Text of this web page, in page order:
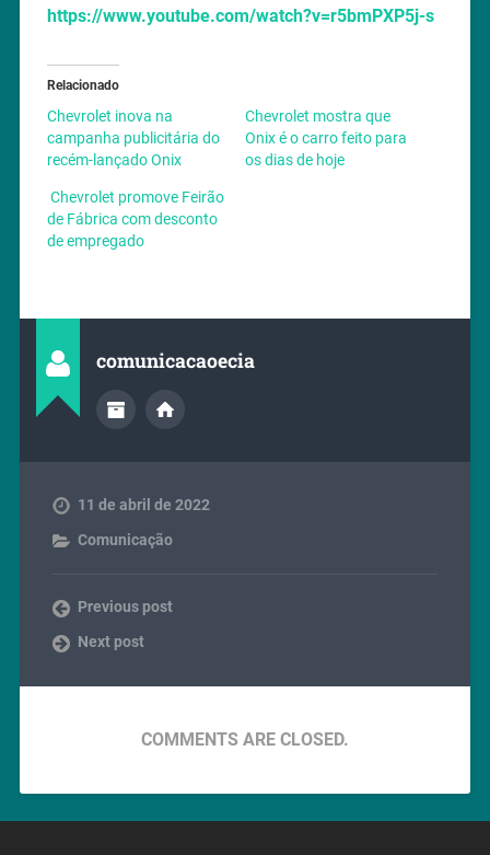
https://www.youtube.com/watch?v=r5bmPXP5j-s
Relacionado
Chevrolet inova na
campanha publicitária do
recém-lançado Onix
Chevrolet mostra que
Onix é o carro feito para
os dias de hoje
​ Chevrolet promove Feirão
de Fábrica com desconto
de empregado
comunicacaoecia
11 de abril de 2022
Comunicação
Previous post
Next post
COMMENTS ARE CLOSED.